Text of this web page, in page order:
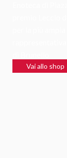
Vai allo shop